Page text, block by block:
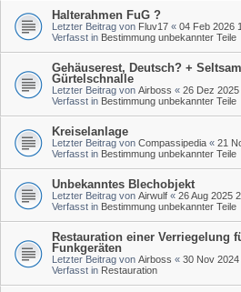
Halterahmen FuG ?
Letzter Beitrag von Fluv17 « 04 Feb 2026
Verfasst in Bestimmung unbekannter Teile
Gehäuserest, Deutsch? +
Gürtelschnalle
Letzter Beitrag von Airboss « 26 Dez 2025
Verfasst in Bestimmung unbekannter Teile
Kreiselanlage
Letzter Beitrag von Compassipedia « 21
Verfasst in Bestimmung unbekannter Teile
Unbekanntes Blechobjekt
Letzter Beitrag von Airwulf « 26 Aug 2025
Verfasst in Bestimmung unbekannter Teile
Restauration einer Verriegelung
Funkgeräten
Letzter Beitrag von Airboss « 30 Nov 2024
Verfasst in Restauration